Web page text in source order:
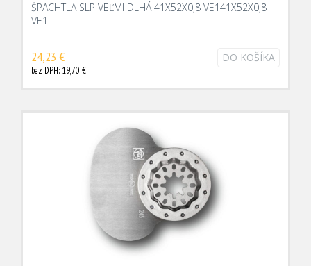
ŠPACHTLA SLP VEĽMI DLHÁ 41X52X0,8 VE141X52X0,8
VE1
24,23 €
bez DPH: 19,70 €
DO KOŠÍKA